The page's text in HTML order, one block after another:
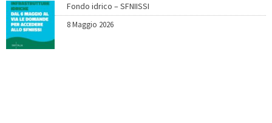
Fondo idrico – SFNIISSI
8 Maggio 2026